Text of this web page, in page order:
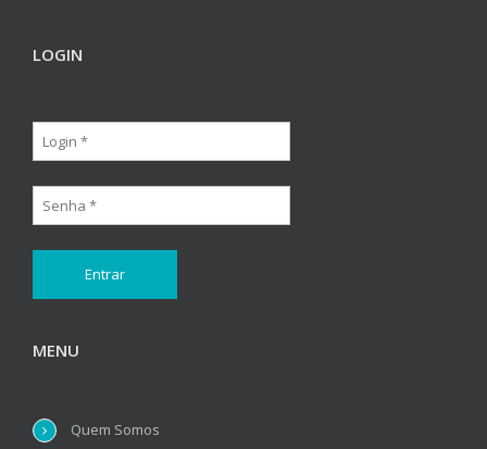
LOGIN
MENU
Quem Somos